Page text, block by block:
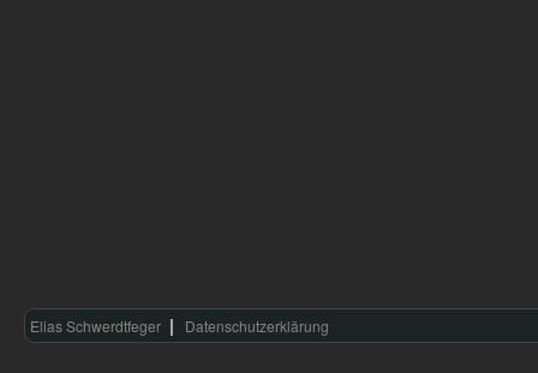
Elias Schwerdtfeger Datenschutzerklärung